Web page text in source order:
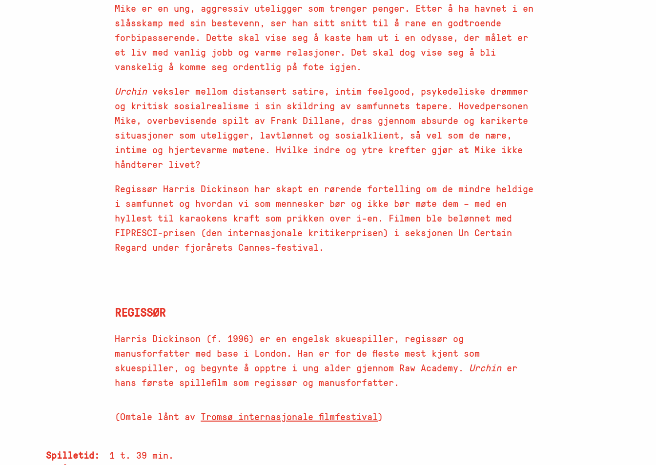
Mike er en ung, aggressiv uteligger som trenger penger. Etter å ha havnet i en
slåsskamp med sin bestevenn, ser han sitt snitt til å rane en godtroende
forbipasserende. Dette skal vise seg å kaste ham ut i en odysse, der målet er
et liv med vanlig jobb og varme relasjoner. Det skal dog vise seg å bli
vanskelig å komme seg ordentlig på fote igjen.
Urchinveksler mellom distansert satire, intim feelgood, psykedeliske drømmer
og kritisk sosialrealisme i sin skildring av samfunnets tapere. Hovedpersonen
Mike, overbevisende spilt av Frank Dillane, dras gjennom absurde og karikerte
situasjoner som uteligger, lavtlønnet og sosialklient, så vel som de nære,
intime og hjertevarme møtene. Hvilke indre og ytre krefter gjør at Mike ikke
håndterer livet?
Regissør Harris Dickinson har skapt en rørende fortelling om de mindre heldige
i samfunnet og hvordan vi som mennesker bør og ikke bør møte dem – med en
hyllest til karaokens kraft som prikken over i-en. Filmen ble belønnet med
FIPRESCI-prisen (den internasjonale kritikerprisen) i seksjonen Un Certain
Regard under fjorårets Cannes-festival.
REGISSØR
Harris Dickinson (f. 1996) er en engelsk skuespiller, regissør og
manusforfatter med base i London. Han er for de fleste mest kjent som
skuespiller, og begynte å opptre i ung alder gjennom Raw Academy. Urchiner
hans første spillefilm som regissør og manusforfatter.
(Omtale lånt av Tromsø internasjonale filmfestival)
Spilletid
1 t. 39 min.